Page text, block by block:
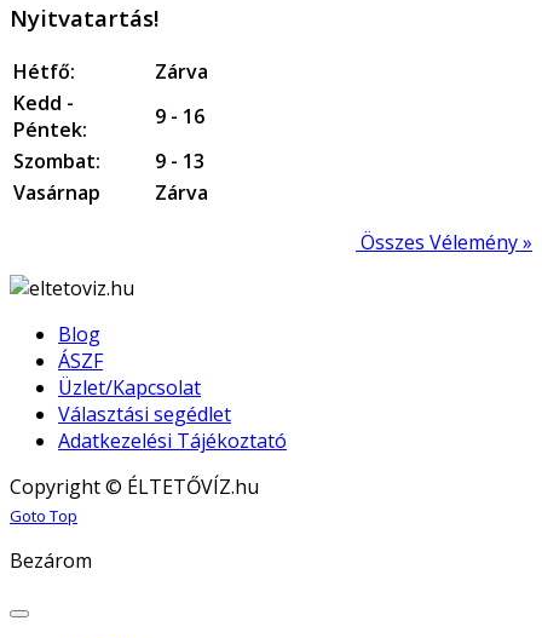
Nyitvatartás!
Hétfő:
Zárva
Kedd -
Péntek:
9 - 16
Szombat:
9 - 13
Vasárnap
Zárva
Összes Vélemény »
Blog
ÁSZF
Üzlet/Kapcsolat
Választási segédlet
Adatkezelési Tájékoztató
Copyright © ÉLTETŐVÍZ.hu
Joomla! 3 Templates
Goto Top
Bezárom